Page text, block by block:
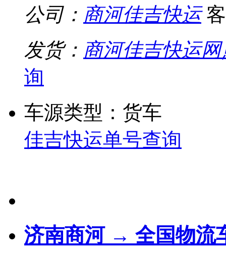
公司： 商河佳吉快运客
发货： 商河佳吉快运
询
车源类型：货车
佳吉快运单号查询
济南商河 → 全国物流